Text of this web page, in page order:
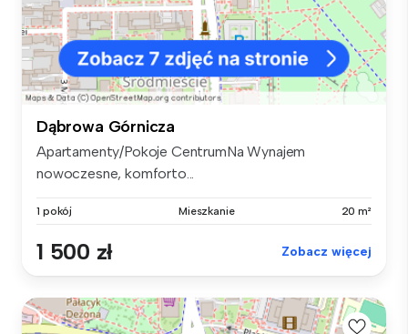
Dąbrowa Górnicza
Apartamenty/Pokoje CentrumNa Wynajem
nowoczesne, komforto...
1 pokój Mieszkanie 20 m²
1 500 zł Zobacz więcej